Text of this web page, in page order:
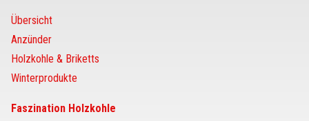
Übersicht
Anzünder
Holzkohle & Briketts
Winterprodukte
Faszination Holzkohle